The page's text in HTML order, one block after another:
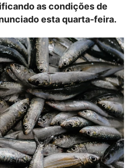
as condições de
esta quarta-feira.